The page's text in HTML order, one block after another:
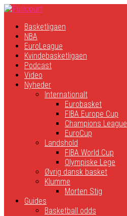
Basketligaen
NBA
EuroLeague
Kvindebasketligaen
Podcast
Video
Nyheder
Internationalt
Eurobasket
FIBA Europe Cup
Champions League
EuroCup
Landshold
FIBA World Cup
Olympiske Lege
Øvrig dansk basket
Klumme
Morten Stig
Guides
Basketball odds